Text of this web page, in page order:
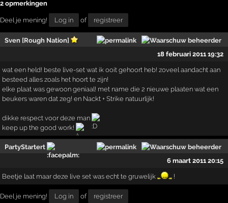
2 opmerkingen
Deel je mening! Log in of registreer
Sven [Rough Nation]
18 februari 2011 19:32
wat een held! beste live-set wat ik ooit gehoort heb! zoveel aandacht aan
besteed alles zoals het hoort te zijn!
elke plaat was gewoon geniaal! met name die 2 nieuwe plaaten wat een
beukers waren dat zeg! en Nackt + Strike natuurlijk!
dikke respect voor deze man
keep up the good work!
PartyStartert
6 maart 2011 20:15
Beetje laat maar deze live set was echt te gruwelijk !
Deel je mening! Log in of registreer